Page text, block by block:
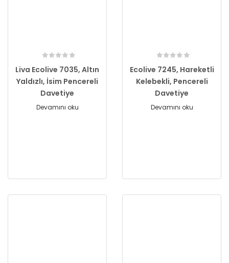
Liva Ecolive 7035, Altın
Yaldızlı, İsim Pencereli
Davetiye
Devamını oku
Ecolive 7245, Hareketli
Kelebekli, Pencereli
Davetiye
Devamını oku